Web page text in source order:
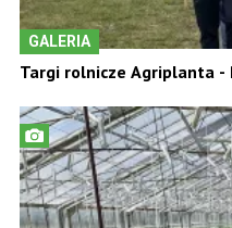
GALERIA
Targi rolnicze Agriplanta -